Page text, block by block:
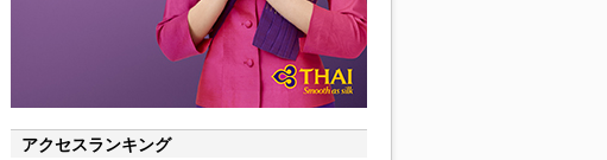
アクセスランキング